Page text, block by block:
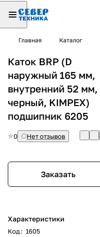
Главная Каталог
Каток BRP (D
наружный 165 мм,
внутренний 52 мм,
черный, KIMPEX)
подшипник 6205
0 Нет отзывов
Заказать
Характеристики
Код: 1605